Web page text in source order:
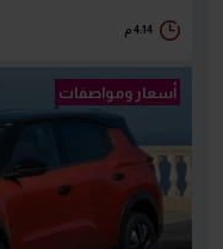
4:14 م
أسعار ومواصفات